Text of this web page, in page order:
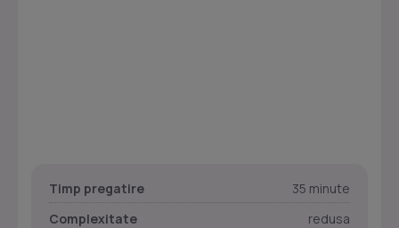
Timp pregatire
35 minute
Complexitate
redusa